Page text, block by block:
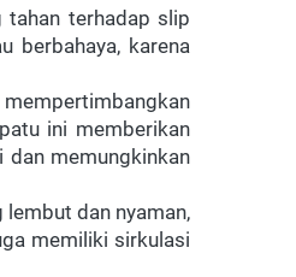
tahan terhadap slip
berbahaya, karena
ini memberikan
dan memungkinkan
lembut dan nyaman,
memiliki sirkulasi